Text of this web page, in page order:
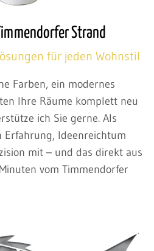
Strand
für jeden Wohnstil
Farben, ein modernes
Ihre Räume komplett neu
ich Sie gerne. Als
Erfahrung, Ideenreichtum
mit – und das direkt aus
vom Timmendorfer